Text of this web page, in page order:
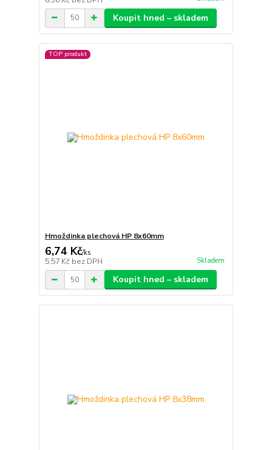
Koupit hned – skladem
TOP produkt
Hmoždinka plechová HP 8x60mm
6,74 Kč/ks
5,57 Kč bez DPH Skladem
Koupit hned – skladem